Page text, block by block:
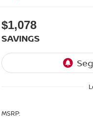
$1,078
SAVINGS
MSRP: